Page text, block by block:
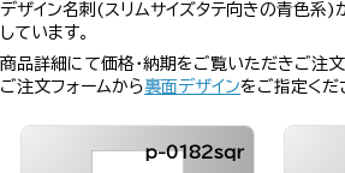
デザイン名刺(スリムサイズタテ向きの青色系
しています。
商品詳細にて価格・納期をご覧いただきご注
ご注文フォームから裏面デザインをご指定くだ
p-0182sqr